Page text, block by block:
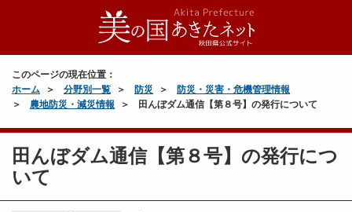
このページの現在位置：
ホーム
分野別一覧 防災
防災・災害・危機管理情報
農地防災・減災情報
田んぼダム通信【第８号】の発行について
田んぼダム通信【第８号】の発行につ
いて